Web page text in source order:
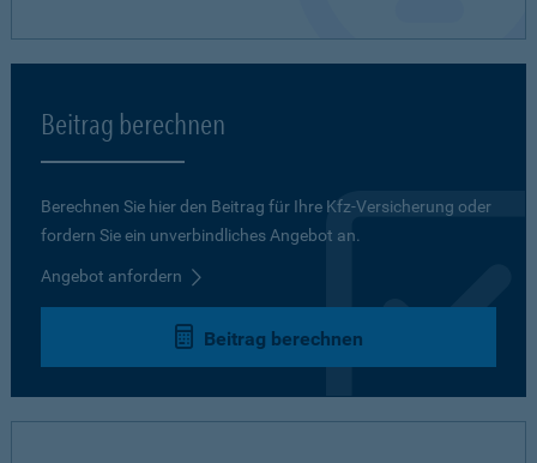
Beitrag berechnen
Berechnen Sie hier den Beitrag für Ihre Kfz-Versicherung oder
fordern Sie ein unverbindliches Angebot an.
Angebot anfordern
Beitrag berechnen